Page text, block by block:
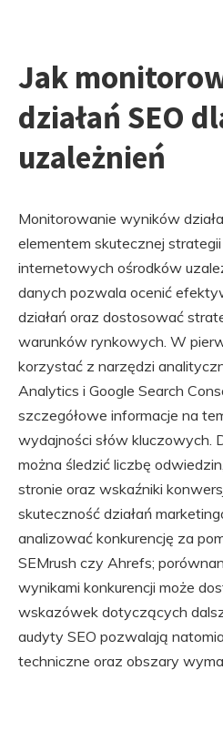
Jak
działań SEO
uzależnień
Monitorowanie wyników
elementem skutecznej
internetowych ośrodków
danych pozwala ocenić
działań oraz dostosować
warunków rynkowych. W
korzystać z narzędzi
Analytics i Google Search
szczegółowe informacje na
wydajności słów kluczowych.
można śledzić liczbę
stronie oraz wskaźniki
skuteczność działań
analizować konkurencję za
SEMrush czy Ahrefs;
wynikami konkurencji może
wskazówek dotyczących
audyty SEO pozwalają
techniczne oraz obszary